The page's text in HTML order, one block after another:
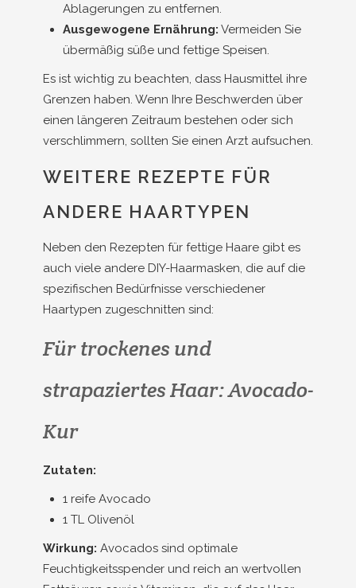
Ablagerungen zu entfernen.
Ausgewogene Ernährung: Vermeiden Sie
übermäßig süße und fettige Speisen.
Es ist wichtig zu beachten, dass Hausmittel ihre
Grenzen haben. Wenn Ihre Beschwerden über
einen längeren Zeitraum bestehen oder sich
verschlimmern, sollten Sie einen Arzt aufsuchen.
WEITERE REZEPTE FÜR
ANDERE HAARTYPEN
Neben den Rezepten für fettige Haare gibt es
auch viele andere DIY-Haarmasken, die auf die
spezifischen Bedürfnisse verschiedener
Haartypen zugeschnitten sind:
Für trockenes und
strapaziertes Haar: Avocado-
Kur
Zutaten:
1 reife Avocado
1 TL Olivenöl
Wirkung: Avocados sind optimale
Feuchtigkeitsspender und reich an wertvollen